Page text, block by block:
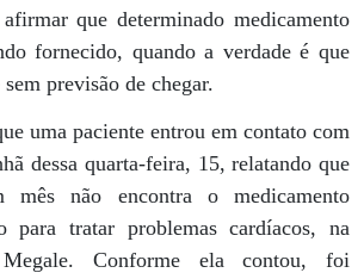
que determinado medicamento
fornecido, quando a verdade é que
previsão de chegar.
uma paciente entrou em contato com
dessa quarta-feira, 15, relatando que
não encontra o medicamento
para tratar problemas cardíacos, na
Conforme ela contou, foi